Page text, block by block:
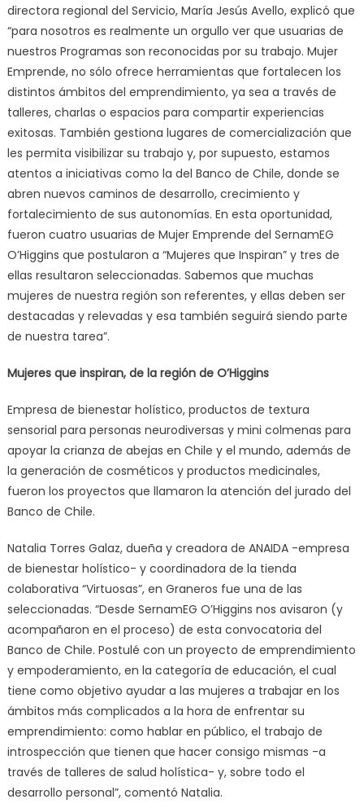
directora regional del Servicio, María Jesús Avello, explicó que
“para nosotros es realmente un orgullo ver que usuarias de
nuestros Programas son reconocidas por su trabajo. Mujer
Emprende, no sólo ofrece herramientas que fortalecen los
distintos ámbitos del emprendimiento, ya sea a través de
talleres, charlas o espacios para compartir experiencias
exitosas. También gestiona lugares de comercialización que
les permita visibilizar su trabajo y, por supuesto, estamos
atentos a iniciativas como la del Banco de Chile, donde se
abren nuevos caminos de desarrollo, crecimiento y
fortalecimiento de sus autonomías. En esta oportunidad,
fueron cuatro usuarias de Mujer Emprende del SernamEG
O’Higgins que postularon a “Mujeres que Inspiran” y tres de
ellas resultaron seleccionadas. Sabemos que muchas
mujeres de nuestra región son referentes, y ellas deben ser
destacadas y relevadas y esa también seguirá siendo parte
de nuestra tarea”.
Mujeres que inspiran, de la región de O’Higgins
Empresa de bienestar holístico, productos de textura
sensorial para personas neurodiversas y mini colmenas para
apoyar la crianza de abejas en Chile y el mundo, además de
la generación de cosméticos y productos medicinales,
fueron los proyectos que llamaron la atención del jurado del
Banco de Chile.
Natalia Torres Galaz, dueña y creadora de ANAIDA -empresa
de bienestar holístico- y coordinadora de la tienda
colaborativa “Virtuosas”, en Graneros fue una de las
seleccionadas. “Desde SernamEG O’Higgins nos avisaron (y
acompañaron en el proceso) de esta convocatoria del
Banco de Chile. Postulé con un proyecto de emprendimiento
y empoderamiento, en la categoría de educación, el cual
tiene como objetivo ayudar a las mujeres a trabajar en los
ámbitos más complicados a la hora de enfrentar su
emprendimiento: como hablar en público, el trabajo de
introspección que tienen que hacer consigo mismas -a
través de talleres de salud holística- y, sobre todo el
desarrollo personal”, comentó Natalia.